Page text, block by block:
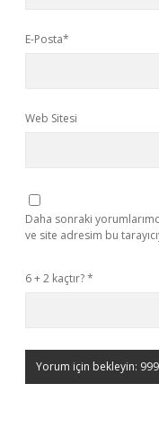
E-Posta*
Web Sitesi
Daha sonraki
ve site adresim bu
6 + 2 kaçtır?*